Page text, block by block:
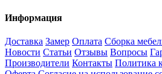
Информация
Доставка Замер Оплата Сборка
Новости Статьи Отзывы Вопросы
Производители Контакты Политика